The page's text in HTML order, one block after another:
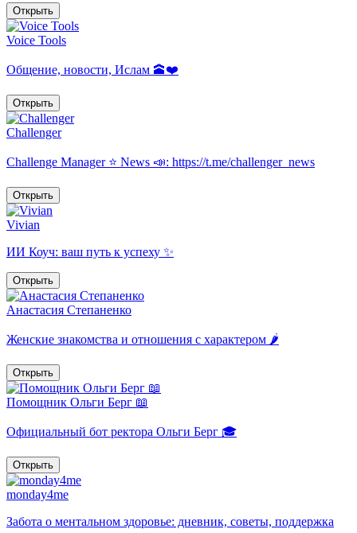
Открыть
Voice Tools
Общение, новости, Ислам 🕋❤️
Открыть
Challenger
Challenge Manager ⭐️ News 📣: https://t.me/challenger_news
Открыть
Vivian
ИИ Коуч: ваш путь к успеху ✨
Открыть
Анастасия Степаненко
Женские знакомства и отношения с характером 🌶
Открыть
Помощник Ольги Берг 📖
Официальный бот ректора Ольги Берг 🎓
Открыть
monday4me
Забота о ментальном здоровье: дневник, советы, поддержка